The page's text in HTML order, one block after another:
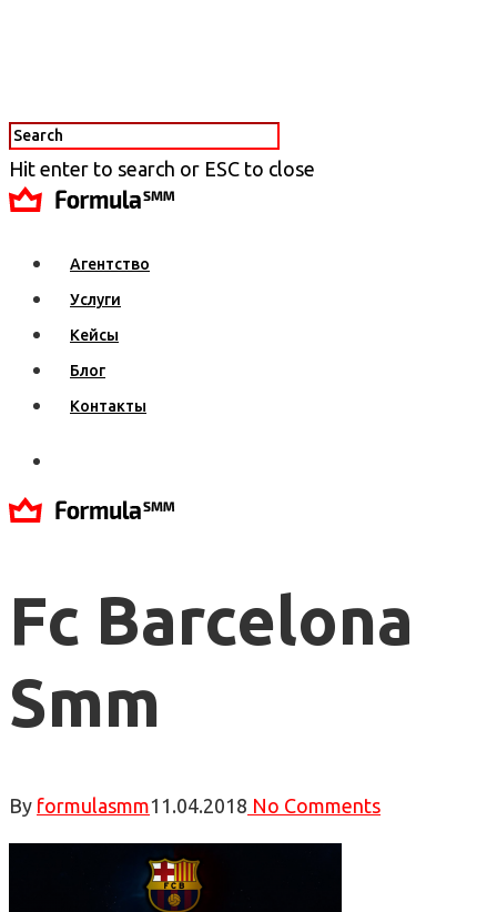
Hit enter to search or ESC to close
Агентство
Услуги
Кейсы
Блог
Контакты
Fc Barcelona
Smm
By formulasmm11.04.2018 No Comments